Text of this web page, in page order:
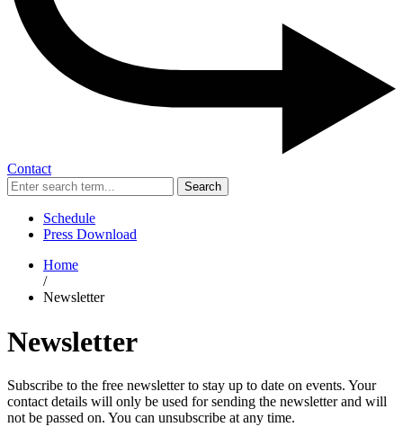
Contact
Search
Schedule
Press Download
Home
/
Newsletter
Newsletter
Subscribe to the free newsletter to stay up to date on events. Your
contact details will only be used for sending the newsletter and will
not be passed on. You can unsubscribe at any time.